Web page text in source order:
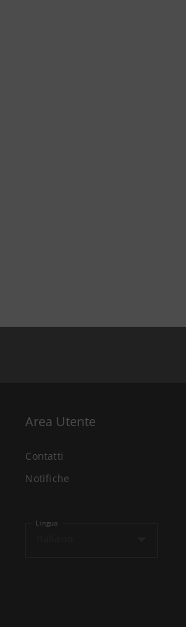
Area Utente
Contatti
Notifiche
Lingua